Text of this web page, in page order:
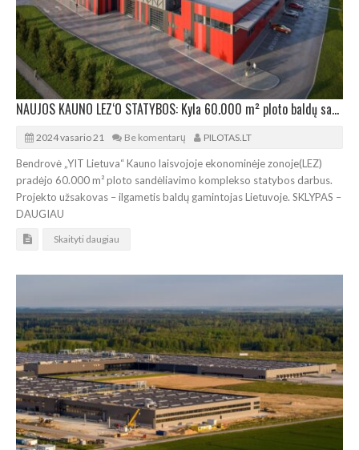
NAUJOS KAUNO LEZ‘O STATYBOS: Kyla 60.000 m² ploto baldų sandėliavimo kompleksas
2024 vasario 21 Be komentarų PILOTAS.LT
Bendrovė „YIT Lietuva“ Kauno laisvojoje ekonominėje zonoje(LEZ)
pradėjo 60.000 m² ploto sandėliavimo komplekso statybos darbus.
Projekto užsakovas – ilgametis baldų gamintojas Lietuvoje. SKLYPAS –
DAUGIAU
Skaityti daugiau